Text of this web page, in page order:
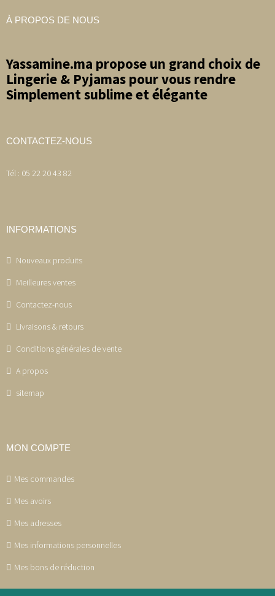
À PROPOS DE NOUS
Yassamine.ma propose un grand choix de
Lingerie & Pyjamas pour vous rendre
Simplement sublime et élégante
CONTACTEZ-NOUS
Tél : 05 22 20 43 82
INFORMATIONS
Nouveaux produits
Meilleures ventes
Contactez-nous
Livraisons & retours
Conditions générales de vente
A propos
sitemap
MON COMPTE
Mes commandes
Mes avoirs
Mes adresses
Mes informations personnelles
Mes bons de réduction